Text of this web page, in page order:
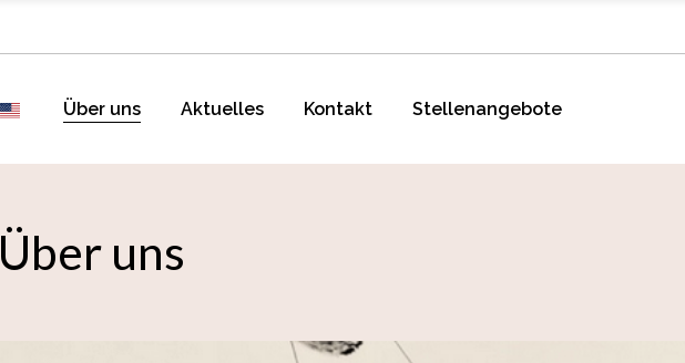
Über uns Aktuelles Kontakt Stellenangebote
Über uns